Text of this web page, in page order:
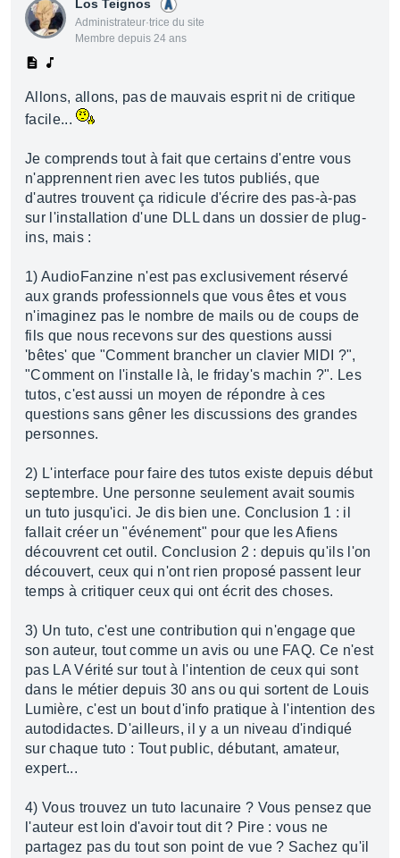
Los Teignos
Administrateur·trice du site
Membre depuis 24 ans
Allons, allons, pas de mauvais esprit ni de critique
facile...
Je comprends tout à fait que certains d'entre vous
n'apprennent rien avec les tutos publiés, que
d'autres trouvent ça ridicule d'écrire des pas-à-pas
sur l'installation d'une DLL dans un dossier de plug-
ins, mais :
1) AudioFanzine n'est pas exclusivement réservé
aux grands professionnels que vous êtes et vous
n'imaginez pas le nombre de mails ou de coups de
fils que nous recevons sur des questions aussi
'bêtes' que "Comment brancher un clavier MIDI ?",
"Comment on l'installe là, le friday's machin ?". Les
tutos, c'est aussi un moyen de répondre à ces
questions sans gêner les discussions des grandes
personnes.
2) L'interface pour faire des tutos existe depuis début
septembre. Une personne seulement avait soumis
un tuto jusqu'ici. Je dis bien une. Conclusion 1 : il
fallait créer un "événement" pour que les Afiens
découvrent cet outil. Conclusion 2 : depuis qu'ils l'on
découvert, ceux qui n'ont rien proposé passent leur
temps à critiquer ceux qui ont écrit des choses.
3) Un tuto, c'est une contribution qui n'engage que
son auteur, tout comme un avis ou une FAQ. Ce n'est
pas LA Vérité sur tout à l'intention de ceux qui sont
dans le métier depuis 30 ans ou qui sortent de Louis
Lumière, c'est un bout d'info pratique à l'intention des
autodidactes. D'ailleurs, il y a un niveau d'indiqué
sur chaque tuto : Tout public, débutant, amateur,
expert...
4) Vous trouvez un tuto lacunaire ? Vous pensez que
l'auteur est loin d'avoir tout dit ? Pire : vous ne
partagez pas du tout son point de vue ? Sachez qu'il